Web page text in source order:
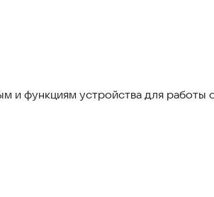
будь то компонент с цветовой
инструментов:
и функциям устройства для работы